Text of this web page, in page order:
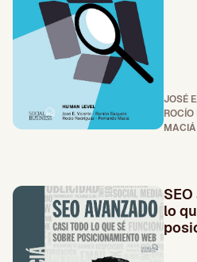
JOSÉ
ROCÍO
lo